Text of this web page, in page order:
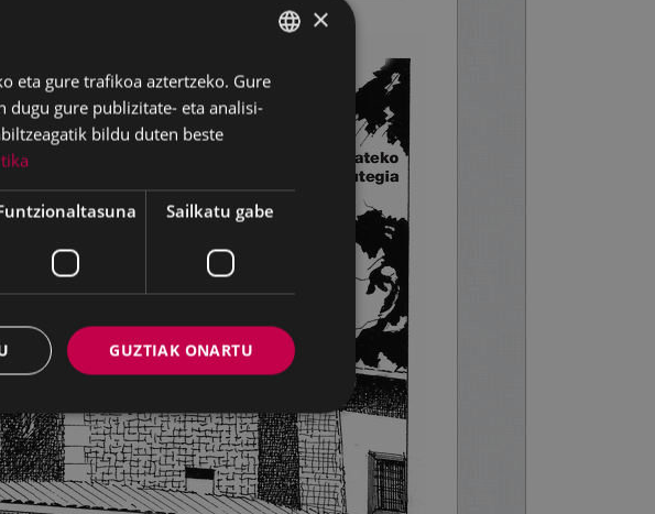
BASQUE
SPANISH
×
eta gure trafikoa aztertzeko. Gure
dugu gure publizitate- eta analisi-
bildu duten beste
Sailkatu gabe
GUZTIAK ONARTU